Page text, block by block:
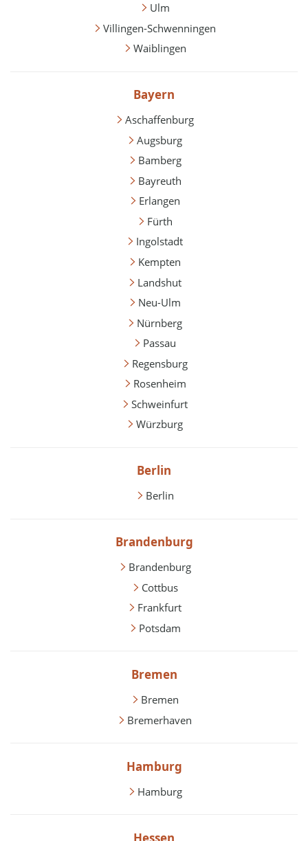
Ulm
Villingen-Schwenningen
Waiblingen
Bayern
Aschaffenburg
Augsburg
Bamberg
Bayreuth
Erlangen
Fürth
Ingolstadt
Kempten
Landshut
Neu-Ulm
Nürnberg
Passau
Regensburg
Rosenheim
Schweinfurt
Würzburg
Berlin
Berlin
Brandenburg
Brandenburg
Cottbus
Frankfurt
Potsdam
Bremen
Bremen
Bremerhaven
Hamburg
Hamburg
Hessen